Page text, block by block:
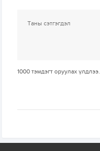
1000 тэмдэгт оруулах үлдлээ.